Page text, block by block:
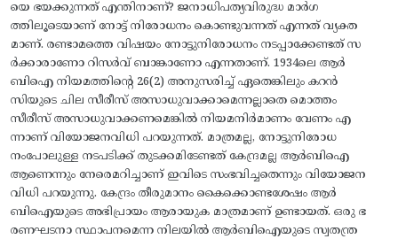
യെ ഭയക്കുന്നത് എന്തിനാണ്? ജനാധിപത്യവിരുദ്ധ മാർഗ
ത്തിലൂടെയാണ് നോട്ട് നിരോധനം കൊണ്ടുവന്നത് എന്നത് വ്യക്ത
മാണ്. രണ്ടാമത്തെ വിഷയം നോട്ടുനിരോധനം നടപ്പാക്കേണ്ടത് സ
ർക്കാരാണോ റിസർവ് ബാങ്കാണോ എന്നതാണ്. 1934ലെ ആർ
ബിഐ നിയമത്തിന്റെ 26(2) അനുസരിച്ച് ഏതെങ്കിലും കറൻ
സിയുടെ ചില സീരീസ് അസാധുവാക്കാമെന്നല്ലാതെ മൊത്തം
സീരീസ് അസാധുവാക്കണമെങ്കിൽ നിയമനിർമാണം വേണം എ
ന്നാണ് വിയോജനവിധി പറയുന്നത്. മാത്രമല്ല, നോട്ടുനിരോധ
നംപോലുള്ള നടപടിക്ക്‌ തുടക്കമിടേണ്ടത് കേന്ദ്രമല്ല ആർബിഐ
ആണെന്നും നേരെമറിച്ചാണ് ഇവിടെ സംഭവിച്ചതെന്നും വിയോജന
വിധി പറയുന്നു. കേന്ദ്രം തീരുമാനം കൈക്കൊണ്ടശേഷം ആർ
ബിഐയുടെ അഭിപ്രായം ആരായുക മാത്രമാണ് ഉണ്ടായത്. ഒരു ഭ
രണഘടനാ സ്ഥാപനമെന്ന നിലയിൽ ആർബിഐയുടെ സ്വതന്ത്ര